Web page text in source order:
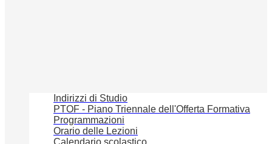
Indirizzi di Studio
PTOF - Piano Triennale dell'Offerta Formativa
Programmazioni
Orario delle Lezioni